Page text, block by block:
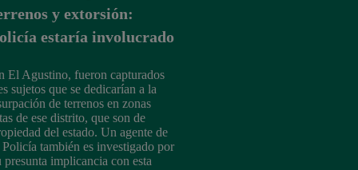
y extorsión:
estaría involucrado
El Agustino, fueron capturados
sujetos que se dedicarían a la
de terrenos en zonas
de ese distrito, que son de
del estado. Un agente de
Policía también es investigado por
presunta implicancia con esta